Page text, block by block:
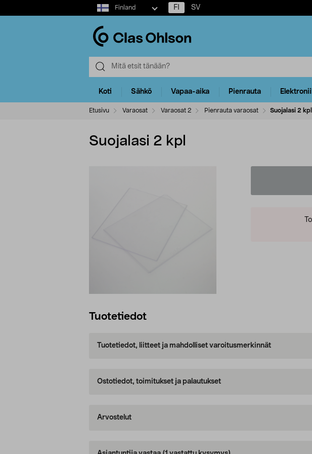
Select
market
Finland FI SV
Koti Sähkö Vapaa-aika Pienrauta
Etusivu Varaosat Varaosat 2 Pienrauta varaosat Suojalasi 2 kpl
Suojalasi 2 kpl
Tuotetiedot
Tuotetiedot, liitteet ja mahdolliset varoitusmerkinnät
Ostotiedot, toimitukset ja palautukset
Arvostelut